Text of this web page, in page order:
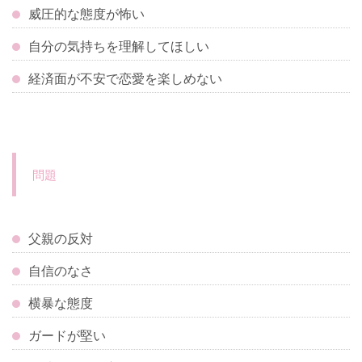
威圧的な態度が怖い
自分の気持ちを理解してほしい
経済面が不安で恋愛を楽しめない
問題
父親の反対
自信のなさ
横暴な態度
ガードが堅い